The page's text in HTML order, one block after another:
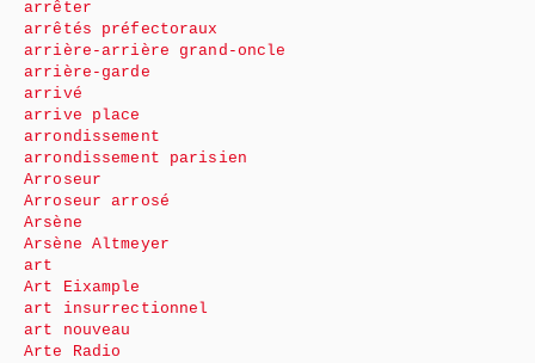
arrêter
arrêtés préfectoraux
arrière-arrière grand-oncle
arrière-garde
arrivé
arrive place
arrondissement
arrondissement parisien
Arroseur
Arroseur arrosé
Arsène
Arsène Altmeyer
art
Art Eixample
art insurrectionnel
art nouveau
Arte Radio